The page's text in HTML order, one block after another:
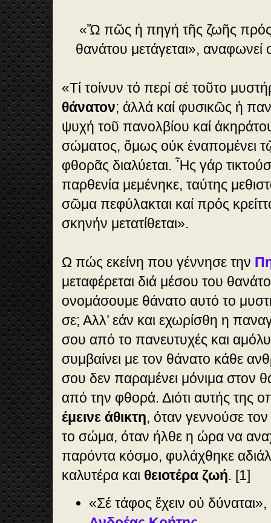
«Ὤ πῶς ἡ πηγή τῆς ζωῆς
θανάτου μετάγεται», αναφωνεί
«Τί τοίνυν τό περί σέ τοῦτο
θάνατον; ἀλλά καί φυσικῶς ἡ
ψυχή τοῦ πανολβίου καί
σώματος, ὅμως οὐκ ἐναπομένει
φθορᾶς διαλύεται. Ἧς γάρ
παρθενία μεμένηκε, ταύτης
σῶμα πεφύλακται καί πρός
σκηνήν μετατίθεται».
Ω πώς εκείνη που γέννησε την
μεταφέρεται διά μέσου του
ονομάσουμε θάνατο αυτό το
σε; Αλλ’ εάν και εχωρίσθη η
σου από το πανευτυχές και
συμβαίνει με τον θάνατο κάθε
σου δεν παραμένει μόνιμα στον
από την φθορά. Διότι αυτής της
έμεινε άθικτη, όταν γεννούσε
το σώμα, όταν ήλθε η ώρα να
παρόντα κόσμο, φυλάχθηκε
καλυτέρα και θειοτέρα ζωή. [1]
«Σέ τάφος ἔχειν οὐ δύναται»,